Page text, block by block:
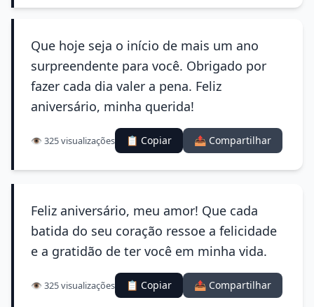
Que hoje seja o início de mais um ano
surpreendente para você. Obrigado por
fazer cada dia valer a pena. Feliz
aniversário, minha querida!
👁️ 325 visualizações 📋 Copiar 📤 Compartilhar
Feliz aniversário, meu amor! Que cada
batida do seu coração ressoe a felicidade
e a gratidão de ter você em minha vida.
👁️ 325 visualizações 📋 Copiar 📤 Compartilhar